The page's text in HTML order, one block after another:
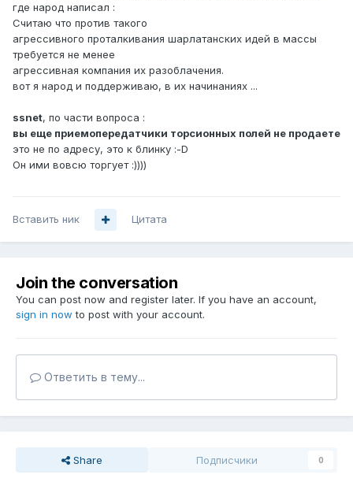
где народ написал :
Считаю что пpотив такого
агpессивного пpоталкивания шаpлатанских идей в массы
тpебуется не менее
агpессивная компания их pазоблачения.
вот я народ и поддерживаю, в их начинаниях ...
ssnet, по части вопроса :
вы еще приемопередатчики торсионных полей не продаете
это не по адресу, это к блинку :-D
Он ими вовсю торгует :))))
Вставить ник Цитата
Join the conversation
You can post now and register later. If you have an account,
sign in now to post with your account.
Ответить в тему...
Share Подписчики 0